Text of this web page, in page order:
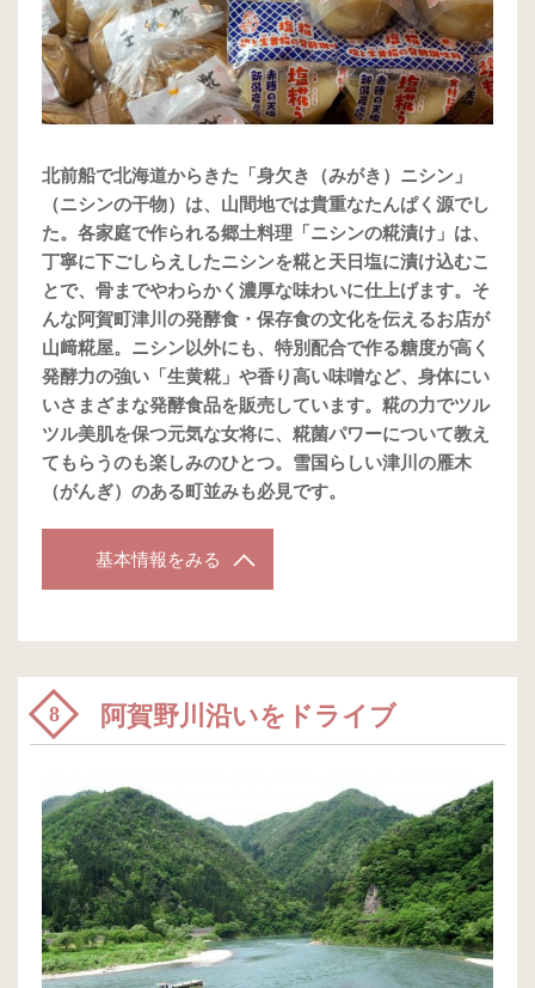
北前船で北海道からきた「身欠き（みがき）ニシン」
（ニシンの干物）は、山間地では貴重なたんぱく源でし
た。各家庭で作られる郷土料理「ニシンの糀漬け」は、
丁寧に下ごしらえしたニシンを糀と天日塩に漬け込むこ
とで、骨までやわらかく濃厚な味わいに仕上げます。そ
んな阿賀町津川の発酵食・保存食の文化を伝えるお店が
山﨑糀屋。ニシン以外にも、特別配合で作る糖度が高く
発酵力の強い「生黄糀」や香り高い味噌など、身体にい
いさまざまな発酵食品を販売しています。糀の力でツル
ツル美肌を保つ元気な女将に、糀菌パワーについて教え
てもらうのも楽しみのひとつ。雪国らしい津川の雁木
（がんぎ）のある町並みも必見です。
基本情報をみる
8 阿賀野川沿いをドライブ